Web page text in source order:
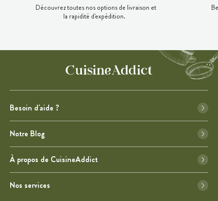
Découvrez toutes nos options de livraison et
la rapidité d'expédition.
Besoin d'aide ?
Notre Blog
À propos de CuisineAddict
Nos services